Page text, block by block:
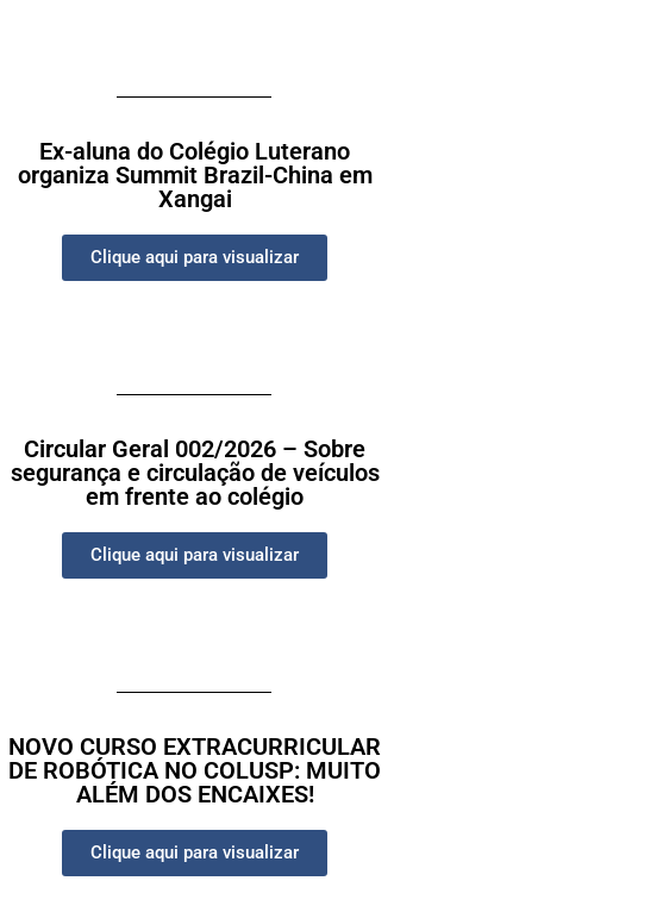
Ex-aluna do Colégio Luterano
organiza Summit Brazil-China em
Xangai
Clique aqui para visualizar
Circular Geral 002/2026 – Sobre
segurança e circulação de veículos
em frente ao colégio
Clique aqui para visualizar
NOVO CURSO EXTRACURRICULAR
DE ROBÓTICA NO COLUSP: MUITO
ALÉM DOS ENCAIXES!
Clique aqui para visualizar